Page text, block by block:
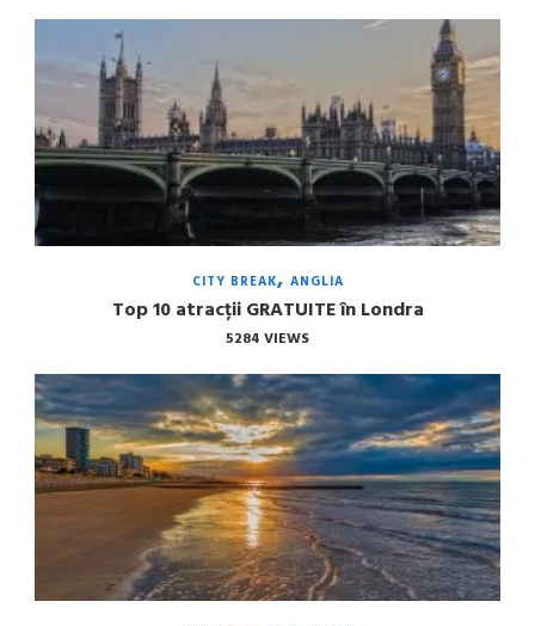
CITY BREAK ANGLIA
Top 10 atracții GRATUITE în Londra
5284 VIEWS